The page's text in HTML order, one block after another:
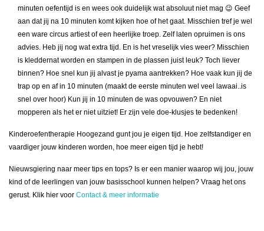
minuten oefentijd is en wees ook duidelijk wat absoluut niet mag 😉 Geef
aan dat jij na 10 minuten komt kijken hoe of het gaat. Misschien tref je wel
een ware circus artiest of een heerlijke troep. Zelf laten opruimen is ons
advies. Heb jij nog wat extra tijd. En is het vreselijk vies weer? Misschien
is kleddernat worden en stampen in de plassen juist leuk? Toch liever
binnen? Hoe snel kun jij alvast je pyama aantrekken? Hoe vaak kun jij de
trap op en af in 10 minuten (maakt de eerste minuten wel veel lawaai..is
snel over hoor) Kun jij in 10 minuten de was opvouwen? En niet
mopperen als het er niet uitziet! Er zijn vele doe-klusjes te bedenken!
Kinderoefentherapie Hoogezand gunt jou je eigen tijd. Hoe zelfstandiger en
vaardiger jouw kinderen worden, hoe meer eigen tijd je hebt!
Nieuwsgiering naar meer tips en tops? Is er een manier waarop wij jou, jouw
kind of de leerlingen van jouw basisschool kunnen helpen? Vraag het ons
gerust. Klik hier voor Contact & meer informatie